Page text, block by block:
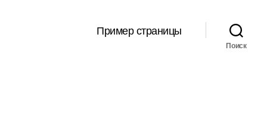
Пример страницы
Поиск